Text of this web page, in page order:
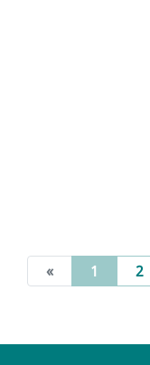
« 1 (current)
2